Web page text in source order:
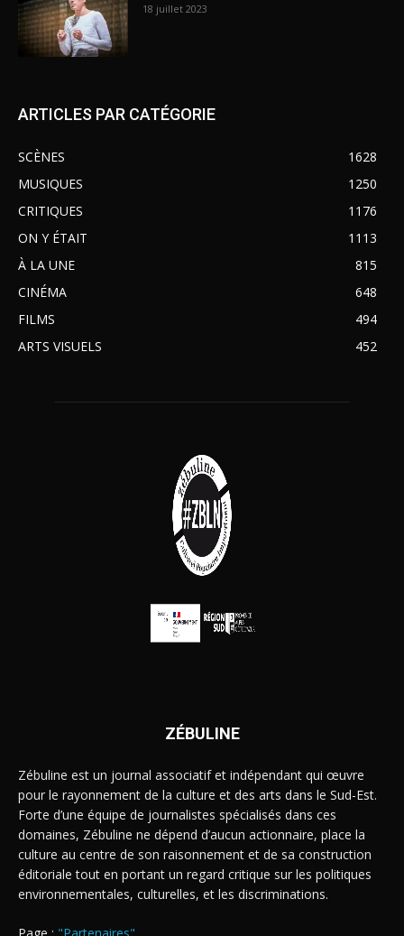
18 juillet 2023
ARTICLES PAR CATÉGORIE
SCÈNES
1628
MUSIQUES
1250
CRITIQUES
1176
ON Y ÉTAIT
1113
À LA UNE
815
CINÉMA
648
FILMS
494
ARTS VISUELS
452
ZÉBULINE
Zébuline est un journal associatif et indépendant qui œuvre
pour le rayonnement de la culture et des arts dans le Sud-Est.
Forte d’une équipe de journalistes spécialisés dans ces
domaines, Zébuline ne dépend d’aucun actionnaire, place la
culture au centre de son raisonnement et de sa construction
éditoriale tout en portant un regard critique sur les politiques
environnementales, culturelles, et les discriminations.